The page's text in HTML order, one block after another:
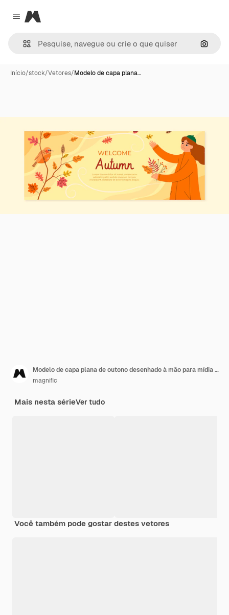
Close menu
Magnific
Início/stock/Vetores/Modelo de capa plana…
Modelo de capa plana de outono desenhado à mão para mídia social
magnific
Mais nesta sérieVer tudo
Você também pode gostar destes vetores